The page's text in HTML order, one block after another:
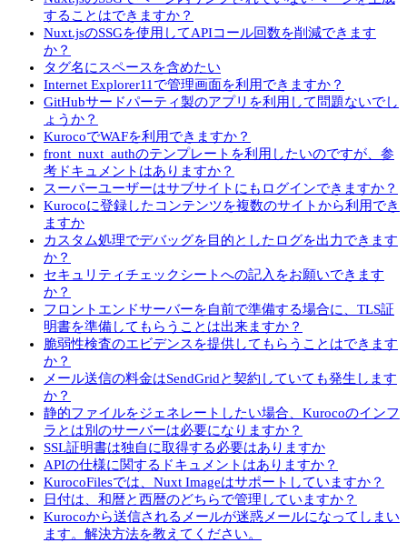
することはできますか？
Nuxt.jsのSSGを使用してAPIコール回数を削減できます
か？
タグ名にスペースを含めたい
Internet Explorer11で管理画面を利用できますか？
GitHubサードパーティ製のアプリを利用して問題ないでし
ょうか？
KurocoでWAFを利用できますか？
front_nuxt_authのテンプレートを利用したいのですが、参
考ドキュメントはありますか？
スーパーユーザーはサブサイトにもログインできますか？
Kurocoに登録したコンテンツを複数のサイトから利用でき
ますか
カスタム処理でデバッグを目的としたログを出力できます
か？
セキュリティチェックシートへの記入をお願いできます
か？
フロントエンドサーバーを自前で準備する場合に、TLS証
明書を準備してもらうことは出来ますか？
脆弱性検査のエビデンスを提供してもらうことはできます
か？
メール送信の料金はSendGridと契約していても発生します
か？
静的ファイルをジェネレートしたい場合、Kurocoのインフ
ラとは別のサーバーは必要になりますか？
SSL証明書は独自に取得する必要はありますか
APIの仕様に関するドキュメントはありますか？
KurocoFilesでは、Nuxt Imageはサポートしていますか？
日付は、和暦と西暦のどちらで管理していますか？
Kurocoから送信されるメールが迷惑メールになってしまい
ます。解決方法を教えてください。